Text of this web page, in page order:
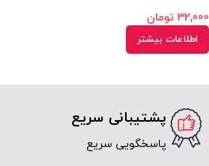
32,000 تومان
اطلاعات بیشتر
پشتیبانی سریع
پاسخگویی سریع